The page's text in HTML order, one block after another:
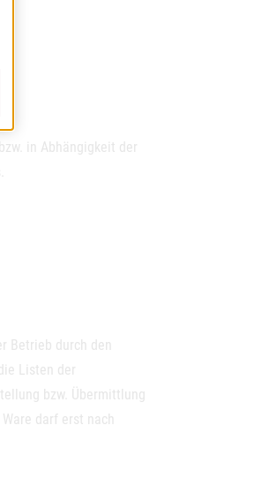
in Abhängigkeit der
Betrieb durch den
Listen der
bzw. Übermittlung
darf erst nach